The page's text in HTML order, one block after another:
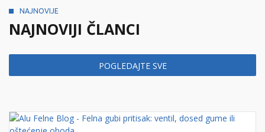
NAJNOVIJE
NAJNOVIJI ČLANCI
POGLEDAJTE SVE